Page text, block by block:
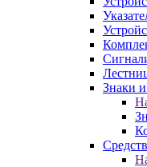
Знаки